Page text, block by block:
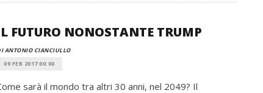
FUTURO NONOSTANTE TRUMP
ANTONIO CIANCIULLO
09 FEB 2017 00:00
sarà il mondo tra altri 30 anni, nel 2049? Il